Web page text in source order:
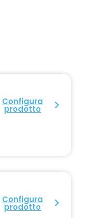
Configura
prodotto
Configura
prodotto